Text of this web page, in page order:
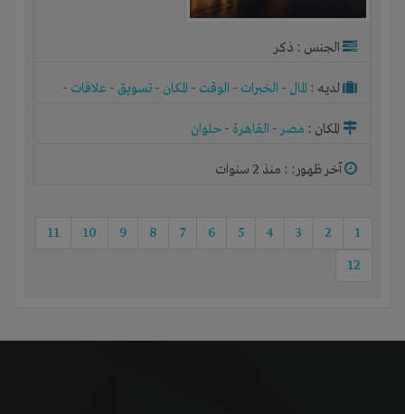
الجنس : ذكر
لديـه : المال - الخبرات - الوقت - المكان - تسويق - علاقات -
المكان : مصر- القاهرة - حلوان
آخر ظهور: : منذ 2 سنوات
1
2
3
4
5
6
7
8
9
10
11
12